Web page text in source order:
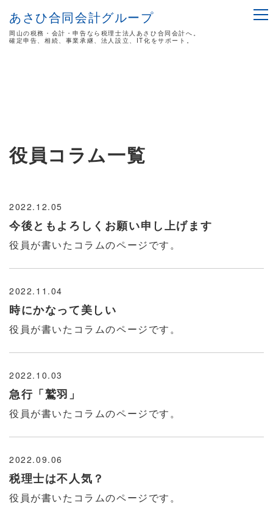
あさひ合同会計グループ
岡山の税務・会計・申告なら税理士法人あさひ合同会計へ。
確定申告、相続、事業承継、法人設立、IT化をサポート。
役員コラム一覧
2022.12.05
今後ともよろしくお願い申し上げます
役員が書いたコラムのページです。
2022.11.04
時にかなって美しい
役員が書いたコラムのページです。
2022.10.03
急行「鷲羽」
役員が書いたコラムのページです。
2022.09.06
税理士は不人気？
役員が書いたコラムのページです。